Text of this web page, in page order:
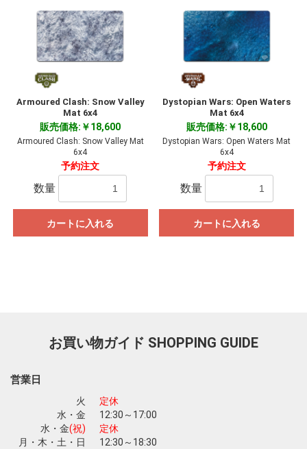
Armoured Clash: Snow Valley
Mat 6x4
販売価格:￥18,600
Armoured Clash: Snow Valley Mat
6x4
予約注文
数量
カートに入れる
Dystopian Wars: Open Waters
Mat 6x4
販売価格:￥18,600
Dystopian Wars: Open Waters Mat
6x4
予約注文
数量
カートに入れる
お買い物ガイド SHOPPING GUIDE
営業日
火
定休
水・金
12:30～17:00
水・金(祝)
定休
月・木・土・日
12:30～18:30